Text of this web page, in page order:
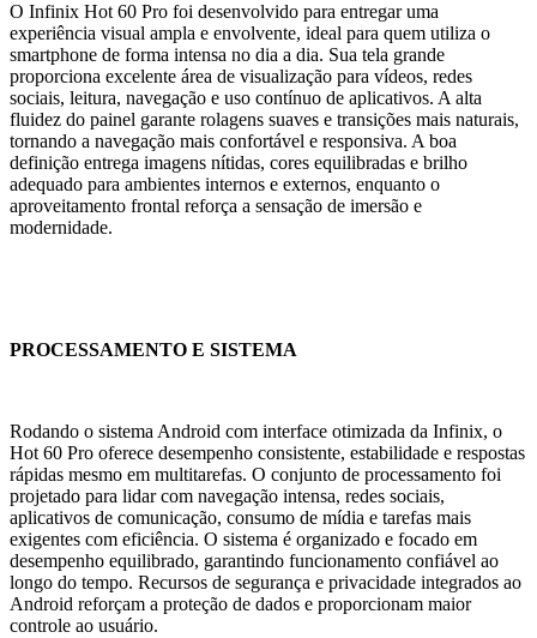
O Infinix Hot 60 Pro foi desenvolvido para entregar uma
experiência visual ampla e envolvente, ideal para quem utiliza o
smartphone de forma intensa no dia a dia. Sua tela grande
proporciona excelente área de visualização para vídeos, redes
sociais, leitura, navegação e uso contínuo de aplicativos. A alta
fluidez do painel garante rolagens suaves e transições mais naturais,
tornando a navegação mais confortável e responsiva. A boa
definição entrega imagens nítidas, cores equilibradas e brilho
adequado para ambientes internos e externos, enquanto o
aproveitamento frontal reforça a sensação de imersão e
modernidade.
PROCESSAMENTO E SISTEMA
Rodando o sistema Android com interface otimizada da Infinix, o
Hot 60 Pro oferece desempenho consistente, estabilidade e respostas
rápidas mesmo em multitarefas. O conjunto de processamento foi
projetado para lidar com navegação intensa, redes sociais,
aplicativos de comunicação, consumo de mídia e tarefas mais
exigentes com eficiência. O sistema é organizado e focado em
desempenho equilibrado, garantindo funcionamento confiável ao
longo do tempo. Recursos de segurança e privacidade integrados ao
Android reforçam a proteção de dados e proporcionam maior
controle ao usuário.